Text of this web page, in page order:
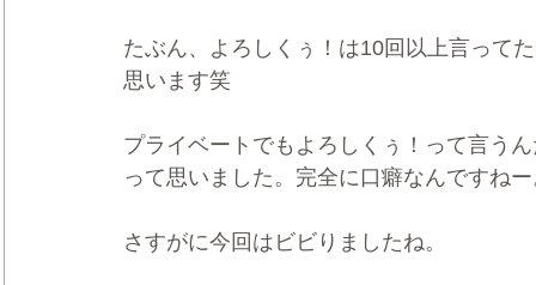
たぶん、よろしくぅ！は10回以上言って
思います笑
プライベートでもよろしくぅ！って言う
って思いました。完全に口癖なんですね
さすがに今回はビビりましたね。